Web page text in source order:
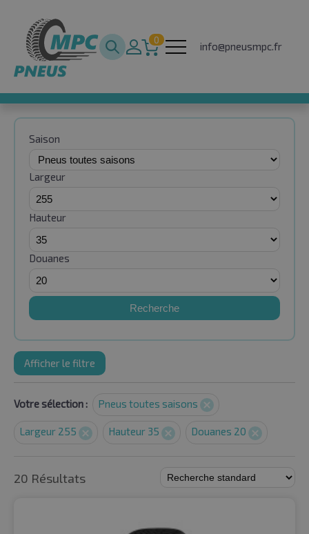
0
info@pneusmpc.fr
Saison
Largeur
Hauteur
Douanes
Recherche
Afficher le filtre
Votre sélection : Pneus toutes saisons
Largeur 255 Hauteur 35 Douanes 20
20 Résultats